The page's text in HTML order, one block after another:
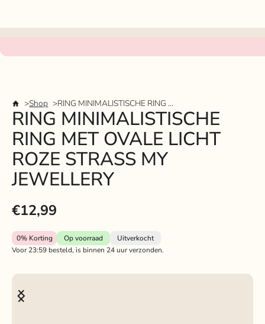
Shop RING MINIMALISTISCHE RING MET OVALE LICHT ROZE STRASS MY JEWELLERY
RING MINIMALISTISCHE
RING MET OVALE LICHT
ROZE STRASS MY
JEWELLERY
€12,99
0%Korting Op voorraad
Uitverkocht
Voor 23:59 besteld, is binnen 24 uur verzonden.